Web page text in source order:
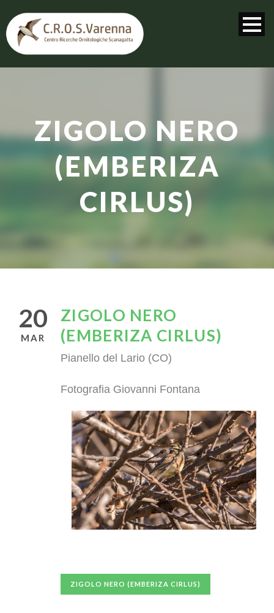
ZIGOLO NERO
(EMBERIZA
CIRLUS)
20
MAR
ZIGOLO NERO
(EMBERIZA CIRLUS)
Pianello del Lario (CO)
Fotografia Giovanni Fontana
ZIGOLO NERO (EMBERIZA CIRLUS)